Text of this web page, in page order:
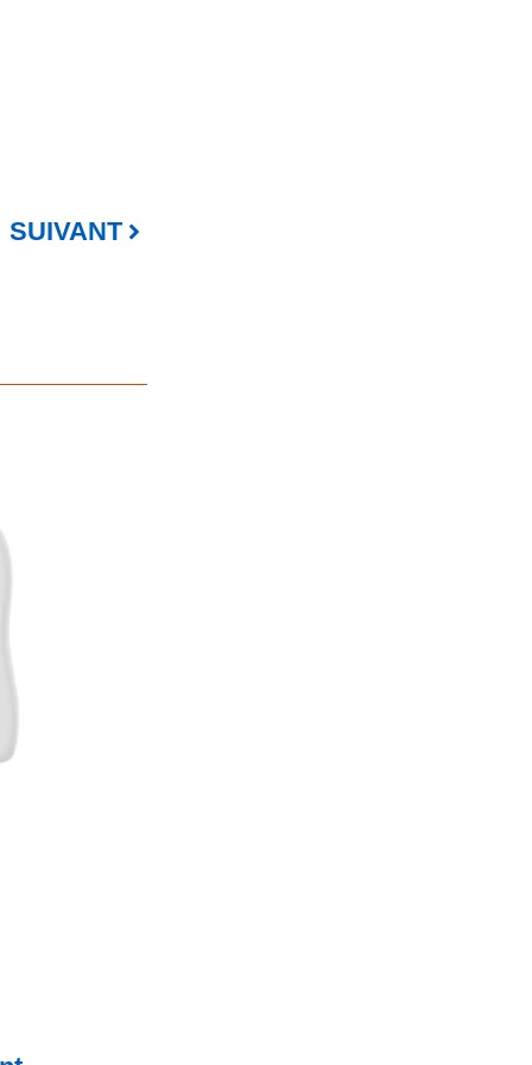
SUIVANT